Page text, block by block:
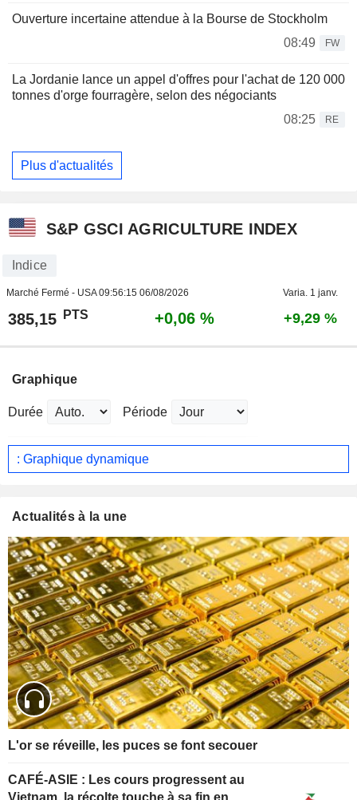
Ouverture incertaine attendue à la Bourse de Stockholm
08:49
FW
La Jordanie lance un appel d'offres pour l'achat de 120 000
tonnes d'orge fourragère, selon des négociants
08:25
RE
Plus d'actualités
S&P GSCI AGRICULTURE INDEX
Indice
Marché Fermé - USA09:56:15 06/08/2026 Varia. 1 janv.
385,15 PTS +0,06 % +9,29 %
Graphique
Durée Période
: Graphique dynamique
Actualités à la une
L'or se réveille, les puces se font secouer
CAFÉ-ASIE : Les cours progressent au